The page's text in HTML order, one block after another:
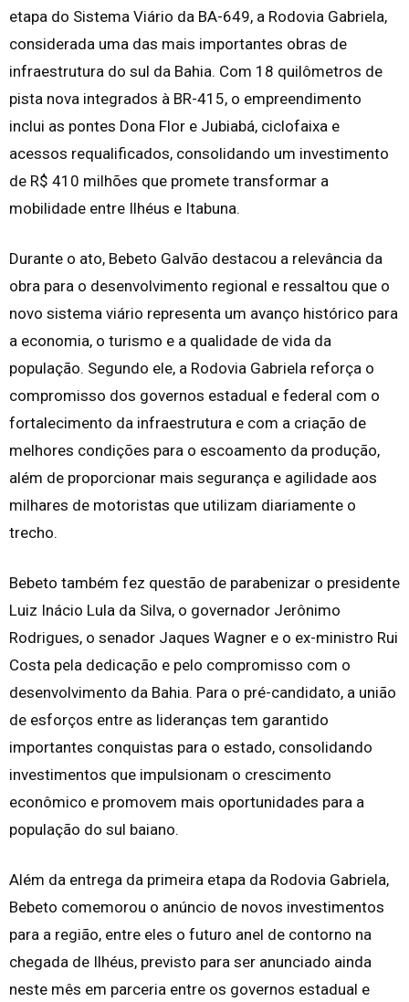
etapa do Sistema Viário da BA-649, a Rodovia Gabriela,
considerada uma das mais importantes obras de
infraestrutura do sul da Bahia. Com 18 quilômetros de
pista nova integrados à BR-415, o empreendimento
inclui as pontes Dona Flor e Jubiabá, ciclofaixa e
acessos requalificados, consolidando um investimento
de R$ 410 milhões que promete transformar a
mobilidade entre Ilhéus e Itabuna.
Durante o ato, Bebeto Galvão destacou a relevância da
obra para o desenvolvimento regional e ressaltou que o
novo sistema viário representa um avanço histórico para
a economia, o turismo e a qualidade de vida da
população. Segundo ele, a Rodovia Gabriela reforça o
compromisso dos governos estadual e federal com o
fortalecimento da infraestrutura e com a criação de
melhores condições para o escoamento da produção,
além de proporcionar mais segurança e agilidade aos
milhares de motoristas que utilizam diariamente o
trecho.
Bebeto também fez questão de parabenizar o presidente
Luiz Inácio Lula da Silva, o governador Jerônimo
Rodrigues, o senador Jaques Wagner e o ex-ministro Rui
Costa pela dedicação e pelo compromisso com o
desenvolvimento da Bahia. Para o pré-candidato, a união
de esforços entre as lideranças tem garantido
importantes conquistas para o estado, consolidando
investimentos que impulsionam o crescimento
econômico e promovem mais oportunidades para a
população do sul baiano.
Além da entrega da primeira etapa da Rodovia Gabriela,
Bebeto comemorou o anúncio de novos investimentos
para a região, entre eles o futuro anel de contorno na
chegada de Ilhéus, previsto para ser anunciado ainda
neste mês em parceria entre os governos estadual e